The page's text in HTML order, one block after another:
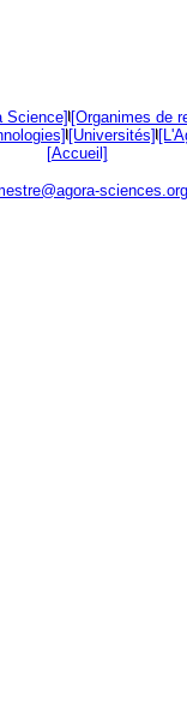
Science] [Organimes de
[Universités]
[Accueil]
sciences.org